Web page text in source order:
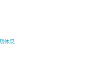
過提供專業的知識及
。從多關注個人的健
意識，務求讓大眾能
客戶必須於6個月內
查，客戶需提前2星期
大概12個工作天跟進
23樓2301-2室
– 6:30p.m
– 6:00p.m
休息